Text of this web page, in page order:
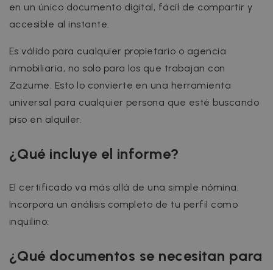
en un único documento digital, fácil de compartir y
accesible al instante.
Es válido para cualquier propietario o agencia
inmobiliaria, no solo para los que trabajan con
Zazume. Esto lo convierte en una herramienta
universal para cualquier persona que esté buscando
piso en alquiler.
¿Qué incluye el informe?
El certificado va más allá de una simple nómina.
Incorpora un análisis completo de tu perfil como
inquilino:
¿Qué documentos se necesitan para